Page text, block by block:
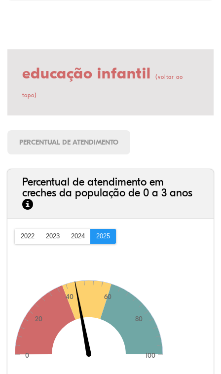
educação infantil (voltar ao
topo)
PERCENTUAL DE ATENDIMENTO
Percentual de atendimento em
creches da população de 0 a 3 anos
2022 2023 2024 2025
0
20
40 60
80
100